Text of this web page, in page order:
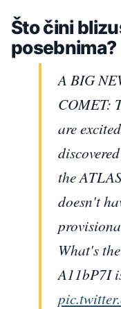
Što čini
posebnima?
A BIG
COMET:
are
the
doesn't
What's
A11bP7I